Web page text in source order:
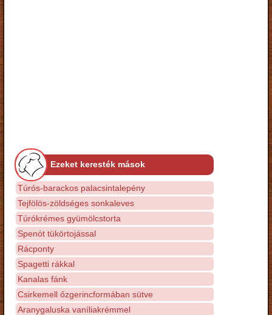
Ezeket keresték mások
Túrós-barackos palacsintalepény
Tejfölös-zöldséges sonkaleves
Túrókrémes gyümölcstorta
Spenót tükörtojással
Rácponty
Spagetti rákkal
Kanalas fánk
Csirkemell őzgerincformában sütve
Aranygaluska vaníliakrémmel